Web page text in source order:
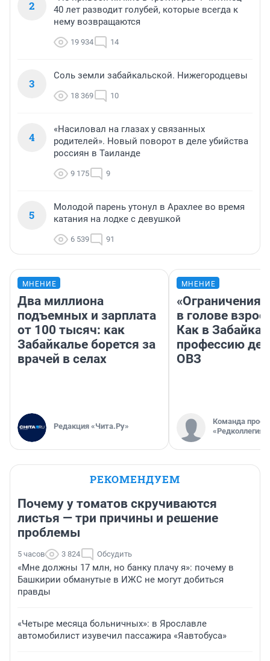
2
40 лет разводит голубей, которые всегда к
нему возвращаются
19 934 14
3
Соль земли забайкальской. Нижегородцевы
18 369 10
4
«Насиловал на глазах у связанных
родителей». Новый поворот в деле убийства
россиян в Таиланде
9 175 9
5
Молодой парень утонул в Арахлее во время
катания на лодке с девушкой
6 539 91
МНЕНИЕ
Два миллиона
подъемных и зарплата
от 100 тысяч: как
Забайкалье борется за
врачей в селах
Редакция «Чита.Ру»
МНЕНИЕ
«Ограничения
в голове
Как в
профессию
ОВЗ
Команда
«Редколлегия»
РЕКОМЕНДУЕМ
Почему у томатов скручиваются
листья — три причины и решение
проблемы
5 часов 3 824 Обсудить
«Мне должны 17 млн, но банку плачу я»: почему в
Башкирии обманутые в ИЖС не могут добиться
правды
«Четыре месяца больничных»: в Ярославле
автомобилист изувечил пассажира «Яавтобуса»